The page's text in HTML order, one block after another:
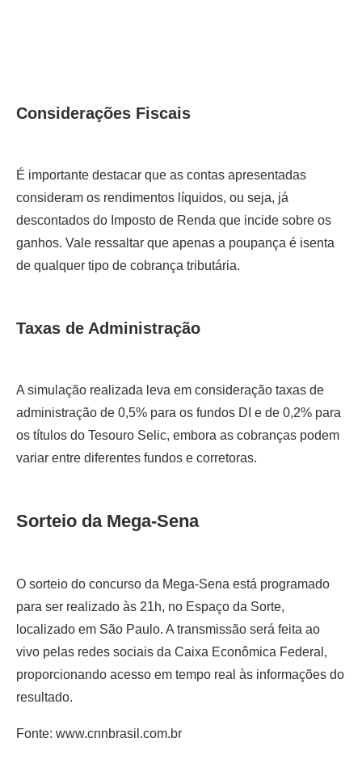
Considerações Fiscais
É importante destacar que as contas apresentadas
consideram os rendimentos líquidos, ou seja, já
descontados do Imposto de Renda que incide sobre os
ganhos. Vale ressaltar que apenas a poupança é isenta
de qualquer tipo de cobrança tributária.
Taxas de Administração
A simulação realizada leva em consideração taxas de
administração de 0,5% para os fundos DI e de 0,2% para
os títulos do Tesouro Selic, embora as cobranças podem
variar entre diferentes fundos e corretoras.
Sorteio da Mega-Sena
O sorteio do concurso da Mega-Sena está programado
para ser realizado às 21h, no Espaço da Sorte,
localizado em São Paulo. A transmissão será feita ao
vivo pelas redes sociais da Caixa Econômica Federal,
proporcionando acesso em tempo real às informações do
resultado.
Fonte: www.cnnbrasil.com.br